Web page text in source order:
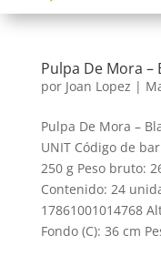
Pulpa De Mora –
por Joan Lopez |
Pulpa De Mora –
UNIT Código de
250 g Peso bruto:
Contenido: 24
17861001014768
Fondo (C): 36 cm